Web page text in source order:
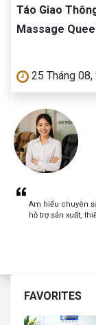
Táo Giao
Massage
25 Tháng 08,
Am hiểu chuyên
hỗ trợ sản xuất,
FAVORITES